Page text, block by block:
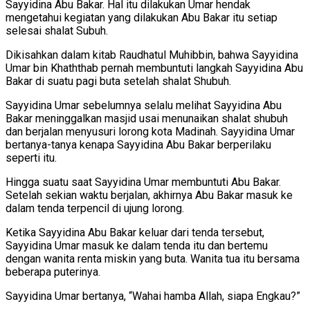
Sayyidina Abu Bakar. Hal itu dilakukan Umar hendak
mengetahui kegiatan yang dilakukan Abu Bakar itu setiap
selesai shalat Subuh.
Dikisahkan dalam kitab Raudhatul Muhibbin, bahwa Sayyidina
Umar bin Khaththab pernah membuntuti langkah Sayyidina Abu
Bakar di suatu pagi buta setelah shalat Shubuh.
Sayyidina Umar sebelumnya selalu melihat Sayyidina Abu
Bakar meninggalkan masjid usai menunaikan shalat shubuh
dan berjalan menyusuri lorong kota Madinah. Sayyidina Umar
bertanya-tanya kenapa Sayyidina Abu Bakar berperilaku
seperti itu.
Hingga suatu saat Sayyidina Umar membuntuti Abu Bakar.
Setelah sekian waktu berjalan, akhirnya Abu Bakar masuk ke
dalam tenda terpencil di ujung lorong.
Ketika Sayyidina Abu Bakar keluar dari tenda tersebut,
Sayyidina Umar masuk ke dalam tenda itu dan bertemu
dengan wanita renta miskin yang buta. Wanita tua itu bersama
beberapa puterinya.
Sayyidina Umar bertanya, “Wahai hamba Allah, siapa Engkau?”